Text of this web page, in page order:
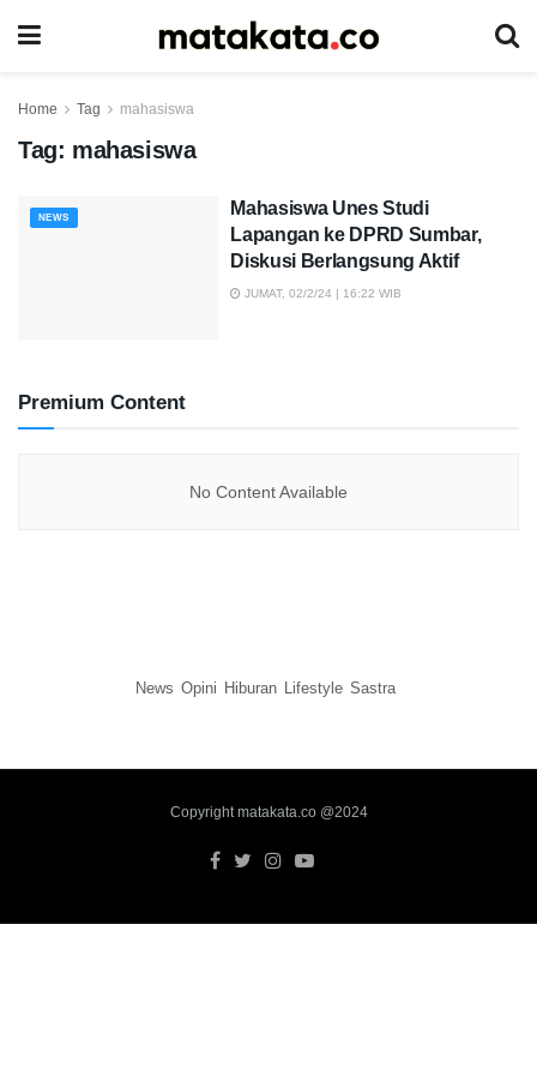
Home Tag mahasiswa
Tag: mahasiswa
NEWS
Mahasiswa Unes Studi
Lapangan ke DPRD Sumbar,
Diskusi Berlangsung Aktif
JUMAT, 02/2/24 | 16:22 WIB
Premium Content
No Content Available
News Opini Hiburan Lifestyle Sastra
Copyright matakata.co @2024